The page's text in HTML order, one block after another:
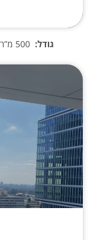
גודל: 500 מ”ר